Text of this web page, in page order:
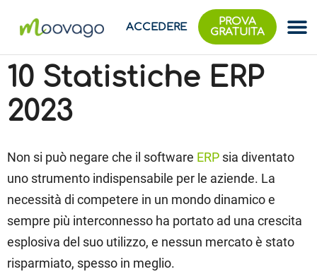
ACCEDERE
PROVA
GRATUITA
10 Statistiche ERP
2023
Non si può negare che il software ERP sia diventato
uno strumento indispensabile per le aziende. La
necessità di competere in un mondo dinamico e
sempre più interconnesso ha portato ad una crescita
esplosiva del suo utilizzo, e nessun mercato è stato
risparmiato, spesso in meglio.